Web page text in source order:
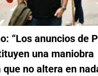
“Los anuncios de
una maniobra
no altera en